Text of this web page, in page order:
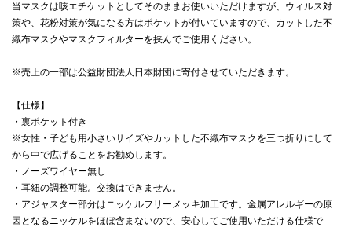
当マスクは咳エチケットとしてそのままお使いいただけますが、ウィルス対
策や、花粉対策が気になる方はポケットが付いていますので、カットした不
織布マスクやマスクフィルターを挟んでご使用ください。
※売上の一部は公益財団法人日本財団に寄付させていただきます。
【仕様】
・裏ポケット付き
※女性・子ども用小さいサイズやカットした不織布マスクを三つ折りにして
から中で広げることをお勧めします。
・ノーズワイヤー無し
・耳紐の調整可能。交換はできません。
・アジャスター部分はニッケルフリーメッキ加工です。金属アレルギーの原
因となるニッケルをほぼ含まないので、安心してご使用いただける仕様で